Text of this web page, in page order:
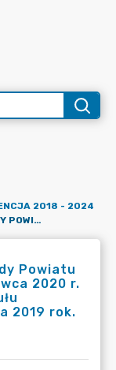
2018 - 2024
UCHWAŁA NR XXIV/167/2020 RADY POWIATU ZGORZELECKIEGO Z DNIA 25 CZERWCA 2020 R. W SPRAWIE ABSOLUTORIUM Z TYTUŁU WYKONANIA BUDŻETU POWIATU ZA 2019 ROK.
Powiatu
2020 r.
2019 rok.